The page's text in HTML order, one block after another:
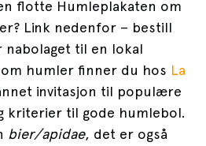
flotte Humleplakaten om
Link nedenfor – bestill
nabolaget til en lokal
humler finner du hos La
invitasjon til populære
kriterier til gode humlebol.
bier/apidae, det er også